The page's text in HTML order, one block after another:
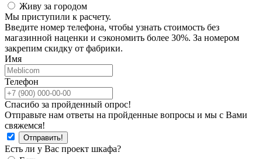
Живу за городом
Мы приступили к расчету.
Введите номер телефона, чтобы узнать стоимость без
магазинной наценки и сэкономить более 30%. За номером
закрепим скидку от фабрики.
Имя
Телефон
Спасибо за пройденный опрос!
Отправьте нам ответы на пройденные вопросы и мы с Вами
свяжемся!
Есть ли у Вас проект шкафа?